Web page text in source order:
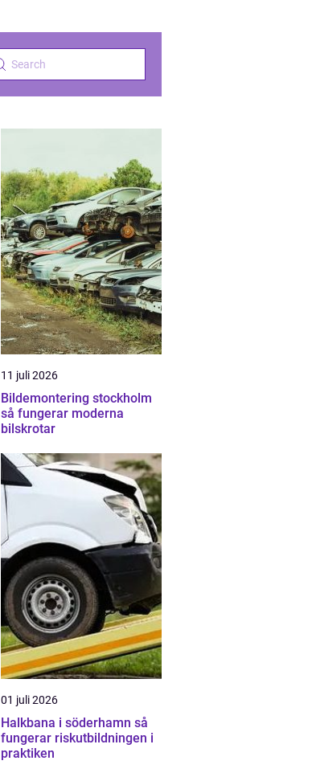
11 juli 2026
Bildemontering stockholm
så fungerar moderna
bilskrotar
01 juli 2026
Halkbana i söderhamn så
fungerar riskutbildningen i
praktiken